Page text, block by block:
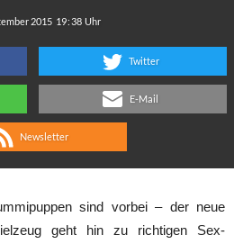
:
Twitter
E-Mail
Newsletter
sind vorbei – der neue
geht hin zu richtigen Sex-